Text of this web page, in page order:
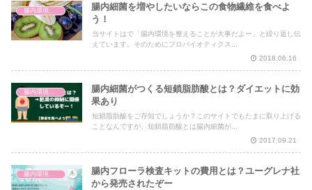
腸内細菌を増やしたいならこの食物繊維を食べよ
う！
当サイトはで「腸内環境を整えることが大事だよー」と繰り返し伝
えています。そのためにプロバイオティクス...
2018.06.16
腸内環境と体の仕組み
腸内細菌がつくる短鎖脂肪酸とは？ダイエットに効
果あり
短鎖脂肪酸をご存知でしょうか？このサイトでもたまに取り上げる
ことなんですが、短鎖脂肪酸とは腸内細菌が...
2017.09.21
腸内環境と体の仕組み
腸内フローラ検査キットの費用とは？ユーグレナ社
から発売されたぞー